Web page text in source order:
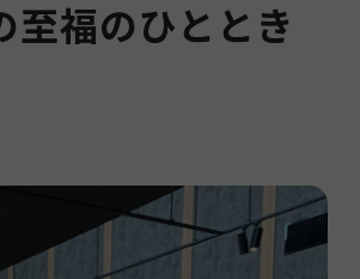
福のひととき